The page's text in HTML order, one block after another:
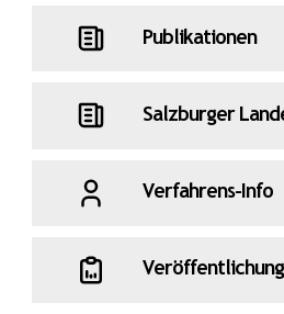
Publikationen
Salzburger
Verfahrens-Info